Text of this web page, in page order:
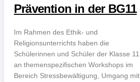
Prävention in der BG11
Im Rahmen des Ethik- und
Religionsunterrichts haben die
Schülerinnen und Schüler der Klasse 11
an themenspezifischen Workshops im
Bereich Stressbewältigung, Umgang mit